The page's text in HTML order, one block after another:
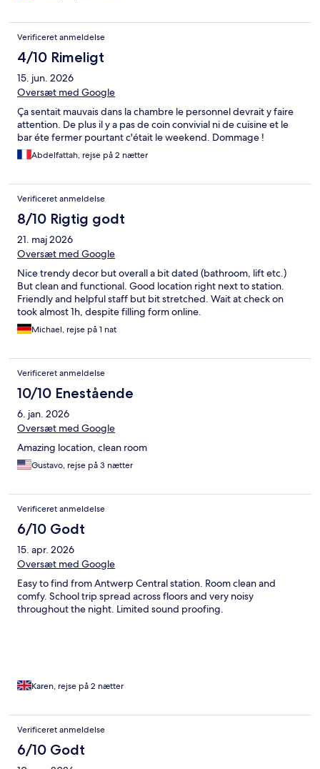
Verificeret anmeldelse
4/10 Rimeligt
15. jun. 2026
Oversæt med Google
Ça sentait mauvais dans la chambre le personnel devrait y faire
attention. De plus il y a pas de coin convivial ni de cuisine et le
bar éte fermer pourtant c'était le weekend. Dommage !
Abdelfattah, rejse på 2 nætter
Verificeret anmeldelse
8/10 Rigtig godt
21. maj 2026
Oversæt med Google
Nice trendy decor but overall a bit dated (bathroom, lift etc.)
But clean and functional. Good location right next to station.
Friendly and helpful staff but bit stretched. Wait at check on
took almost 1h, despite filling form online.
Michael, rejse på 1 nat
Verificeret anmeldelse
10/10 Enestående
6. jan. 2026
Oversæt med Google
Amazing location, clean room
Gustavo, rejse på 3 nætter
Verificeret anmeldelse
6/10 Godt
15. apr. 2026
Oversæt med Google
Easy to find from Antwerp Central station. Room clean and
comfy. School trip spread across floors and very noisy
throughout the night. Limited sound proofing.
Karen, rejse på 2 nætter
Verificeret anmeldelse
6/10 Godt